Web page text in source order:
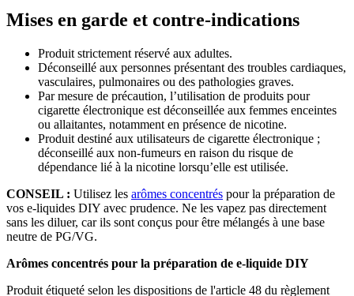
Mises en garde et contre-indications
Produit strictement réservé aux adultes.
Déconseillé aux personnes présentant des troubles cardiaques,
vasculaires, pulmonaires ou des pathologies graves.
Par mesure de précaution, l’utilisation de produits pour
cigarette électronique est déconseillée aux femmes enceintes
ou allaitantes, notamment en présence de nicotine.
Produit destiné aux utilisateurs de cigarette électronique ;
déconseillé aux non-fumeurs en raison du risque de
dépendance lié à la nicotine lorsqu’elle est utilisée.
CONSEIL : Utilisez les arômes concentrés pour la préparation de
vos e-liquides DIY avec prudence. Ne les vapez pas directement
sans les diluer, car ils sont conçus pour être mélangés à une base
neutre de PG/VG.
Arômes concentrés pour la préparation de e-liquide DIY
Produit étiqueté selon les dispositions de l'article 48 du règlement